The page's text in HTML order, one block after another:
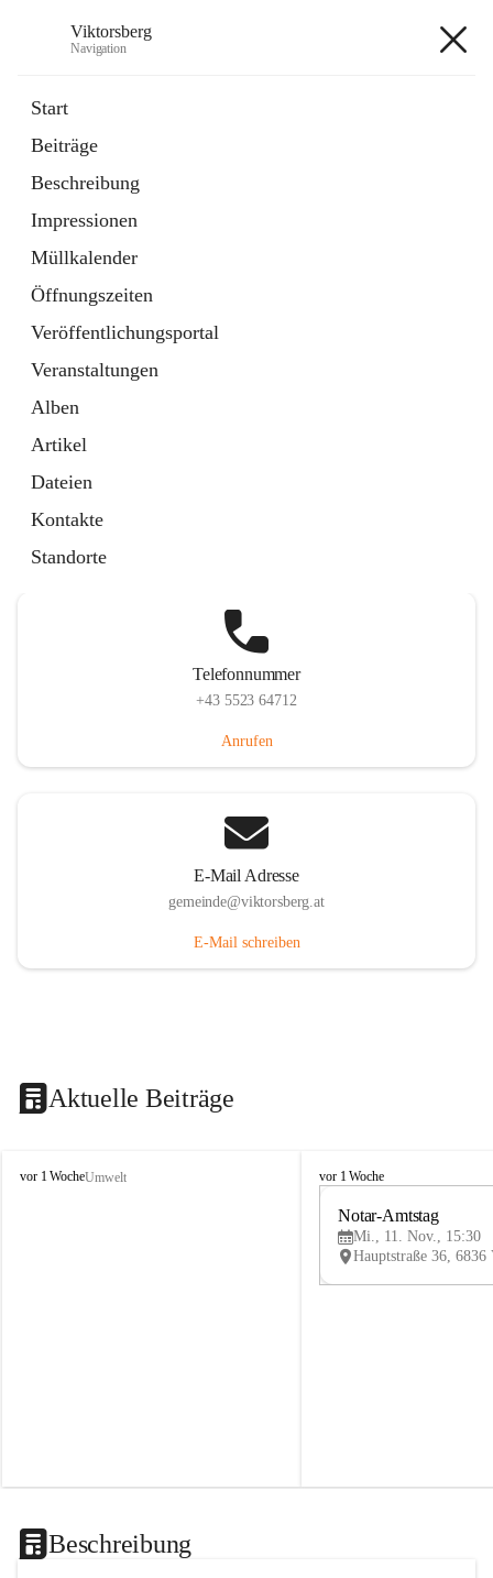
Viktorsberg
Navigation
Start
Beiträge
Beschreibung
Impressionen
Müllkalender
Öffnungszeiten
Veröffentlichungsportal
Veranstaltungen
Alben
Artikel
Dateien
Kontakte
Standorte
1 Schnellzugriff
Bürgerservice
10 Schnellzugriffe
Telefonnummer
+43 5523 64712
Anrufen
E-Mail Adresse
gemeinde@viktorsberg.at
E-Mail schreiben
Aktuelle Beiträge
V
vor 1 WocheUmwelt
V
vor 1 Woche
Notar-Amtstag
Mi., 11. Nov., 15:30
Beschreibung